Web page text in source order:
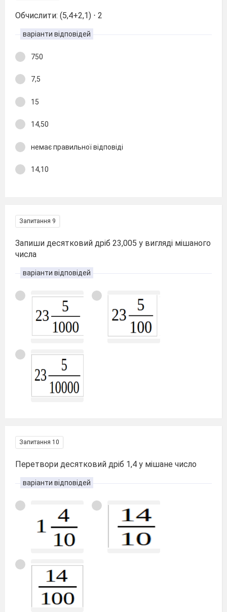
Обчислити: (5,4+2,1) ⋅ 2
варіанти відповідей
750
7,5
15
14,50
немає правильної відповіді
14,10
Запитання 9
Запиши десятковий дріб 23,005 у вигляді мішаного
числа
варіанти відповідей
Запитання 10
Перетвори десятковий дріб 1,4 у мішане число
варіанти відповідей